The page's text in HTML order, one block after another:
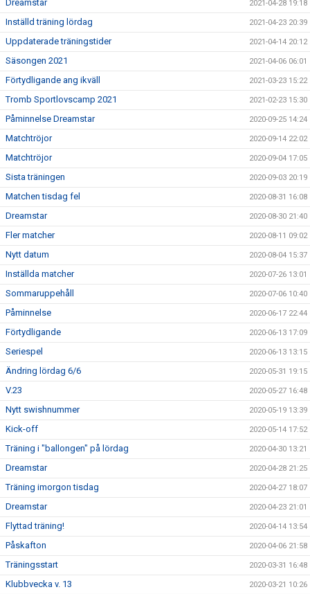
Dreamstar 2021-04-28 19:18
Inställd träning lördag 2021-04-23 20:39
Uppdaterade träningstider 2021-04-14 20:12
Säsongen 2021 2021-04-06 06:01
Förtydligande ang ikväll 2021-03-23 15:22
Tromb Sportlovscamp 2021 2021-02-23 15:30
Påminnelse Dreamstar 2020-09-25 14:24
Matchtröjor 2020-09-14 22:02
Matchtröjor 2020-09-04 17:05
Sista träningen 2020-09-03 20:19
Matchen tisdag fel 2020-08-31 16:08
Dreamstar 2020-08-30 21:40
Fler matcher 2020-08-11 09:02
Nytt datum 2020-08-04 15:37
Inställda matcher 2020-07-26 13:01
Sommaruppehåll 2020-07-06 10:40
Påminnelse 2020-06-17 22:44
Förtydligande 2020-06-13 17:09
Seriespel 2020-06-13 13:15
Ändring lördag 6/6 2020-05-31 19:15
V.23 2020-05-27 16:48
Nytt swishnummer 2020-05-19 13:39
Kick-off 2020-05-14 17:52
Träning i "ballongen" på lördag 2020-04-30 13:21
Dreamstar 2020-04-28 21:25
Träning imorgon tisdag 2020-04-27 18:07
Dreamstar 2020-04-23 21:01
Flyttad träning! 2020-04-14 13:54
Påskafton 2020-04-06 21:58
Träningsstart 2020-03-31 16:48
Klubbvecka v. 13 2020-03-21 10:26